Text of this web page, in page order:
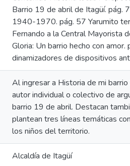
Barrio 19 de abril de Itagüí. pág.
1940-1970. pág. 57 Yarumito
Fernando a la Central Mayorista
Gloria: Un barrio hecho con
dinamizadores de dispositivos
Al ingresar a Historia de mi
autor individual o colectivo de
barrio 19 de abril. Destacan
plantean tres líneas temáticas
los niños del territorio.
Alcaldía de Itagüí